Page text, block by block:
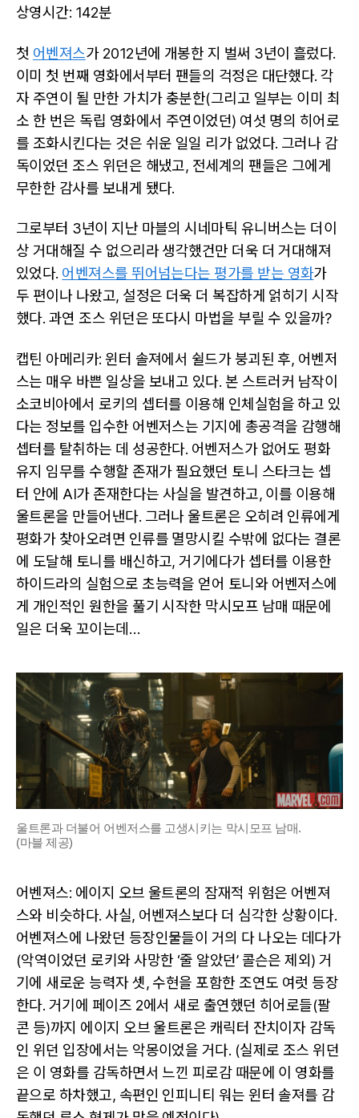
상영시간: 142분
첫 어벤져스가 2012년에 개봉한 지 벌써 3년이 흘렀다.
이미 첫 번째 영화에서부터 팬들의 걱정은 대단했다. 각
자 주연이 될 만한 가치가 충분한(그리고 일부는 이미 최
소 한 번은 독립 영화에서 주연이었던) 여섯 명의 히어로
를 조화시킨다는 것은 쉬운 일일 리가 없었다. 그러나 감
독이었던 조스 위던은 해냈고, 전세계의 팬들은 그에게
무한한 감사를 보내게 됐다.
그로부터 3년이 지난 마블의 시네마틱 유니버스는 더이
상 거대해질 수 없으리라 생각했건만 더욱 더 거대해져
있었다. 어벤져스를 뛰어넘는다는 평가를 받는 영화가
두 편이나 나왔고, 설정은 더욱 더 복잡하게 얽히기 시작
했다. 과연 조스 위던은 또다시 마법을 부릴 수 있을까?
캡틴 아메리카: 윈터 솔져에서 쉴드가 붕괴된 후, 어벤저
스는 매우 바쁜 일상을 보내고 있다. 본 스트러커 남작이
소코비아에서 로키의 셉터를 이용해 인체실험을 하고 있
다는 정보를 입수한 어벤저스는 기지에 총공격을 감행해
셉터를 탈취하는 데 성공한다. 어벤저스가 없어도 평화
유지 임무를 수행할 존재가 필요했던 토니 스타크는 셉
터 안에 AI가 존재한다는 사실을 발견하고, 이를 이용해
울트론을 만들어낸다. 그러나 울트론은 오히려 인류에게
평화가 찾아오려면 인류를 멸망시킬 수밖에 없다는 결론
에 도달해 토니를 배신하고, 거기에다가 셉터를 이용한
하이드라의 실험으로 초능력을 얻어 토니와 어벤저스에
게 개인적인 원한을 풀기 시작한 막시모프 남매 때문에
일은 더욱 꼬이는데…
울트론과 더불어 어벤저스를 고생시키는 막시모프 남매.
(마블 제공)
어벤져스: 에이지 오브 울트론의 잠재적 위험은 어벤져
스와 비슷하다. 사실, 어벤져스보다 더 심각한 상황이다.
어벤져스에 나왔던 등장인물들이 거의 다 나오는 데다가
(악역이었던 로키와 사망한 ‘줄 알았던’ 콜슨은 제외) 거
기에 새로운 능력자 셋, 수현을 포함한 조연도 여럿 등장
한다. 거기에 페이즈 2에서 새로 출연했던 히어로들(팔
콘 등)까지 에이지 오브 울트론은 캐릭터 잔치이자 감독
인 위던 입장에서는 악몽이었을 거다. (실제로 조스 위던
은 이 영화를 감독하면서 느낀 피로감 때문에 이 영화를
끝으로 하차했고, 속편인 인피니티 워는 윈터 솔져를 감